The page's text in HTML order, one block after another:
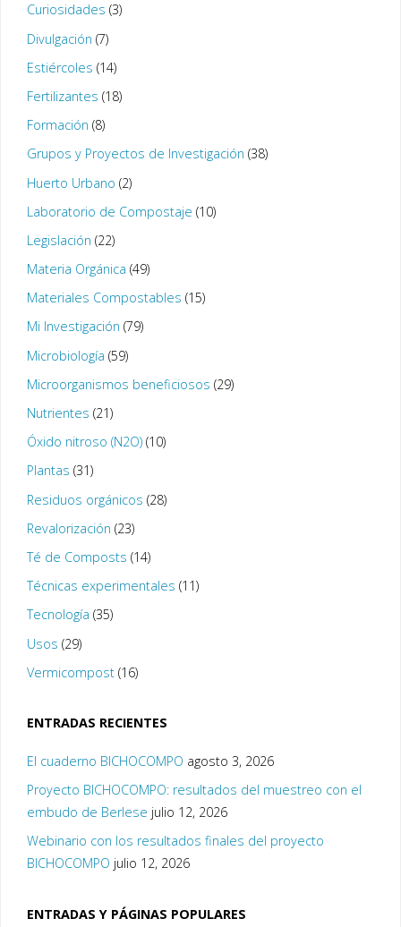
Curiosidades (3)
Divulgación (7)
Estiércoles (14)
Fertilizantes (18)
Formación (8)
Grupos y Proyectos de Investigación (38)
Huerto Urbano (2)
Laboratorio de Compostaje (10)
Legislación (22)
Materia Orgánica (49)
Materiales Compostables (15)
Mi Investigación (79)
Microbiología (59)
Microorganismos beneficiosos (29)
Nutrientes (21)
Óxido nitroso (N2O)(10)
Plantas (31)
Residuos orgánicos (28)
Revalorización (23)
Té de Composts (14)
Técnicas experimentales (11)
Tecnología (35)
Usos (29)
Vermicompost(16)
ENTRADAS RECIENTES
El cuaderno BICHOCOMPO agosto 3, 2026
Proyecto BICHOCOMPO: resultados del muestreo con el
embudo de Berlese julio 12, 2026
Webinario con los resultados finales del proyecto
BICHOCOMPO julio 12, 2026
ENTRADAS Y PÁGINAS POPULARES